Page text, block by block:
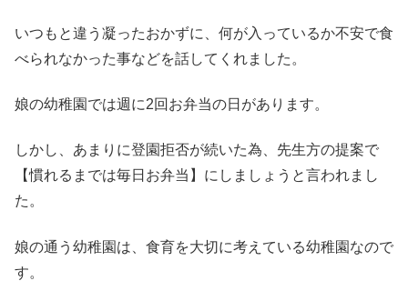
いつもと違う凝ったおかずに、何が入っているか不安で食
べられなかった事などを話してくれました。
娘の幼稚園では週に2回お弁当の日があります。
しかし、あまりに登園拒否が続いた為、先生方の提案で
【慣れるまでは毎日お弁当】にしましょうと言われまし
た。
娘の通う幼稚園は、食育を大切に考えている幼稚園なので
す。